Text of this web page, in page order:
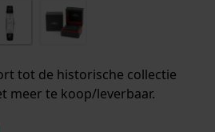
tot de historische collectie
meer te koop/leverbaar.